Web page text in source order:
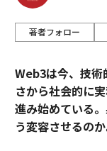
著者フォロー
Web3は今、技術
さから社会的に
進み始めている
う変容させるのか